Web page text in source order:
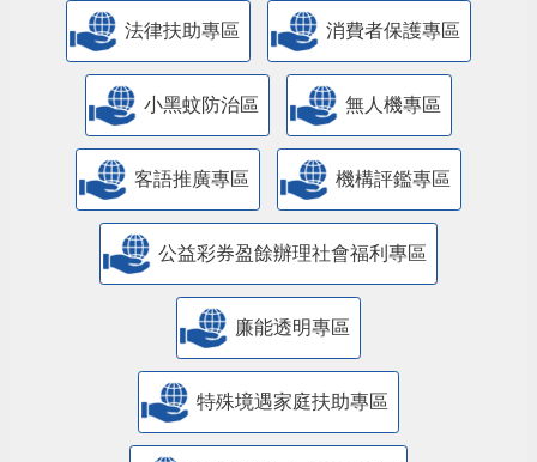
法律扶助專區 消費者保護專區
小黑蚊防治區 無人機專區
客語推廣專區 機構評鑑專區
公益彩券盈餘辦理社會福利專區
廉能透明專區
特殊境遇家庭扶助專區